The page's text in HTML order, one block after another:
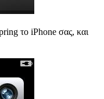
το iPhone σας, και